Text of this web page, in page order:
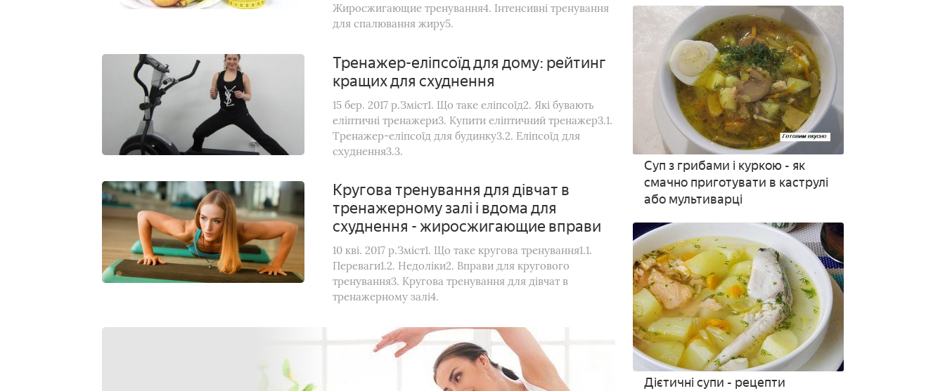
Жиросжигающие тренування4. Інтенсивні тренування
для спалювання жиру5.
Тренажер-еліпсоїд для дому: рейтинг
кращих для схуднення
15 бер. 2017 р.Зміст1. Що таке еліпсоїд2. Які бувають
еліптичні тренажери3. Купити еліптичний тренажер3.1.
Тренажер-еліпсоїд для будинку3.2. Еліпсоїд для
схуднення3.3.
Кругова тренування для дівчат в
тренажерному залі і вдома для
схуднення - жиросжигающие вправи
10 кві. 2017 р.Зміст1. Що таке кругова тренування1.1.
Переваги1.2. Недоліки2. Вправи для кругового
тренування3. Кругова тренування для дівчат в
тренажерному залі4.
Суп з грибами і куркою - як
смачно приготувати в каструлі
або мультиварці
Дієтичні супи - рецепти